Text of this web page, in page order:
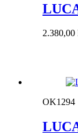
2.380,00
OK1294